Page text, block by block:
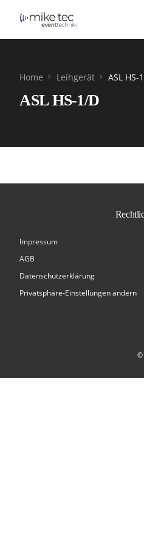
Home Leihgerät ASL HS-
ASL HS-1/D
Impressum
AGB
Datenschutzerklärung
Privatsphäre-Einstellungen ändern
©